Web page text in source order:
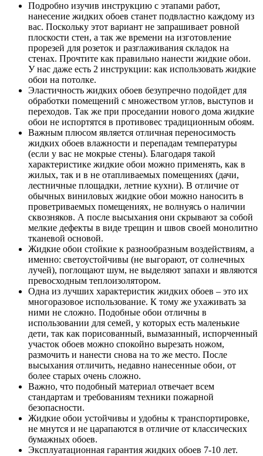
Подробно изучив инструкцию с этапами работ,
нанесение жидких обоев станет подвластно каждому из
вас. Поскольку этот вариант не запрашивает ровной
плоскости стен, а так же времени на изготовление
прорезей для розеток и разглаживания складок на
стенах. Прочтите как правильно нанести жидкие обои.
У нас даже есть 2 инструкции: как использовать жидкие
обои на потолке.
Эластичность жидких обоев безупречно подойдет для
обработки помещений с множеством углов, выступов и
переходов. Так же при проседании нового дома жидкие
обои не испортятся в противовес традиционным обоям.
Важным плюсом является отличная переносимость
жидких обоев влажности и перепадам температуры
(если у вас не мокрые стены). Благодаря такой
характеристике жидкие обои можно применять, как в
жилых, так и в не отапливаемых помещениях (дачи,
лестничные площадки, летние кухни). В отличие от
обычных виниловых жидкие обои можно наносить в
проветриваемых помещениях, не волнуясь о наличии
сквозняков. А после высыхания они скрывают за собой
мелкие дефекты в виде трещин и швов своей монолитно
тканевой основой.
Жидкие обои стойкие к разнообразным воздействиям, а
именно: светоустойчивы (не выгорают, от солнечных
лучей), поглощают шум, не выделяют запахи и являются
превосходным теплоизолятором.
Одна из лучших характеристик жидких обоев – это их
многоразовое использование. К тому же ухаживать за
ними не сложно. Подобные обои отличны в
использовании для семей, у которых есть маленькие
дети, так как порисованный, вымазанный, испорченный
участок обоев можно спокойно вырезать ножом,
размочить и нанести снова на то же место. После
высыхания отличить, недавно нанесенные обои, от
более старых очень сложно.
Важно, что подобный материал отвечает всем
стандартам и требованиям техники пожарной
безопасности.
Жидкие обои устойчивы и удобны к транспортировке,
не мнутся и не царапаются в отличие от классических
бумажных обоев.
Эксплуатационная гарантия жидких обоев 7-10 лет.